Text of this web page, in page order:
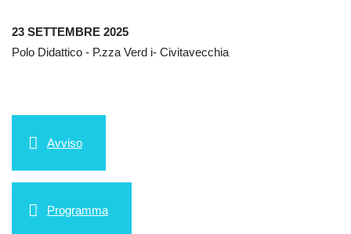
23 SETTEMBRE 2025
Polo Didattico - P.zza Verd i- Civitavecchia
Avviso
Programma